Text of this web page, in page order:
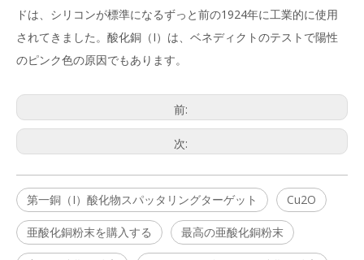
ドは、シリコンが標準になるずっと前の1924年に工業的に使用
されてきました。酸化銅（I）は、ベネディクトのテストで陽性
のピンク色の原因でもあります。
前:
次:
第一銅（I）酸化物スパッタリングターゲット Cu2O
亜酸化銅粉末を購入する 最高の亜酸化銅粉末